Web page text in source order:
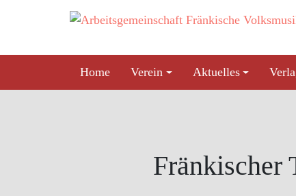
Home
Verein Aktuelles
Fränkischer